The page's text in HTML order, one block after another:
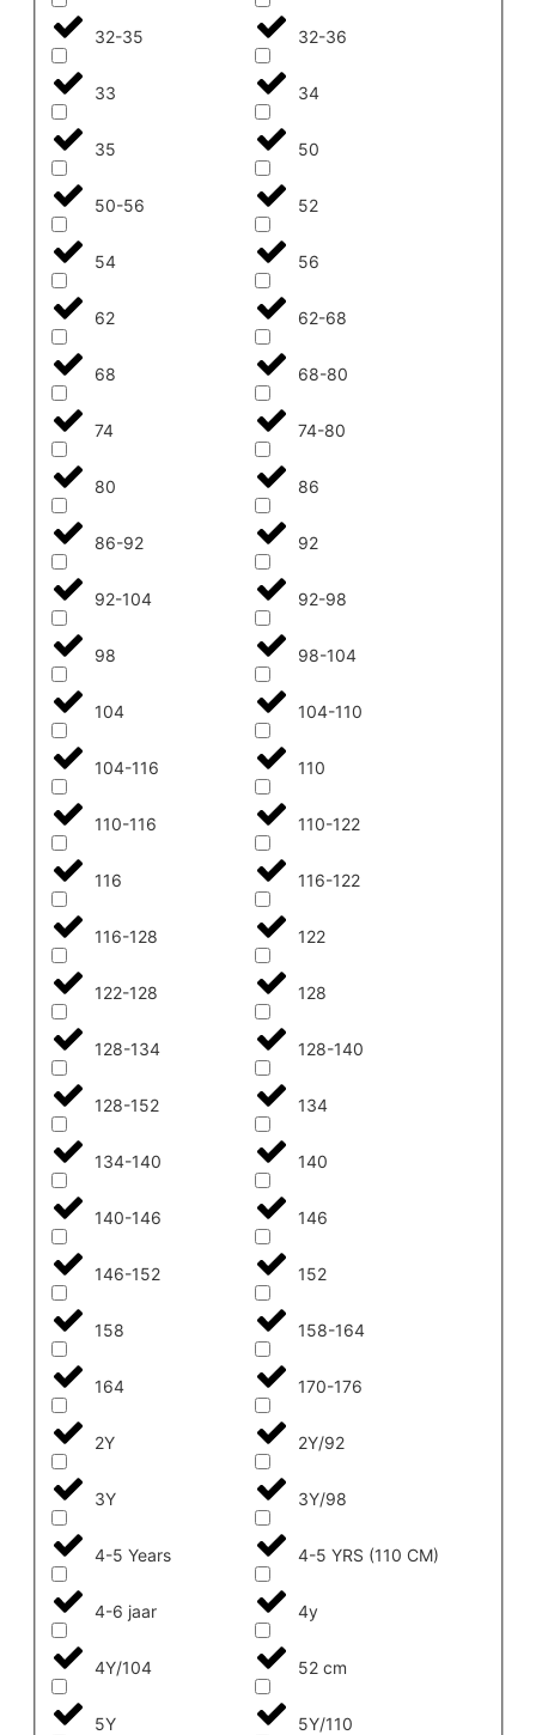
32-35 32-36
33 34
35 50
50-56 52
54 56
62 62-68
68 68-80
74 74-80
80 86
86-92 92
92-104 92-98
98 98-104
104 104-110
104-116 110
110-116 110-122
116 116-122
116-128 122
122-128 128
128-134 128-140
128-152 134
134-140 140
140-146 146
146-152 152
158 158-164
164 170-176
2Y 2Y/92
3Y 3Y/98
4-5 Years 4-5 YRS (110 CM)
4-6 jaar 4y
4Y/104 52 cm
5Y 5Y/110